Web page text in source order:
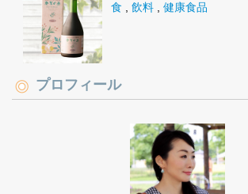
食 , 飲料 , 健康食品
プロフィール